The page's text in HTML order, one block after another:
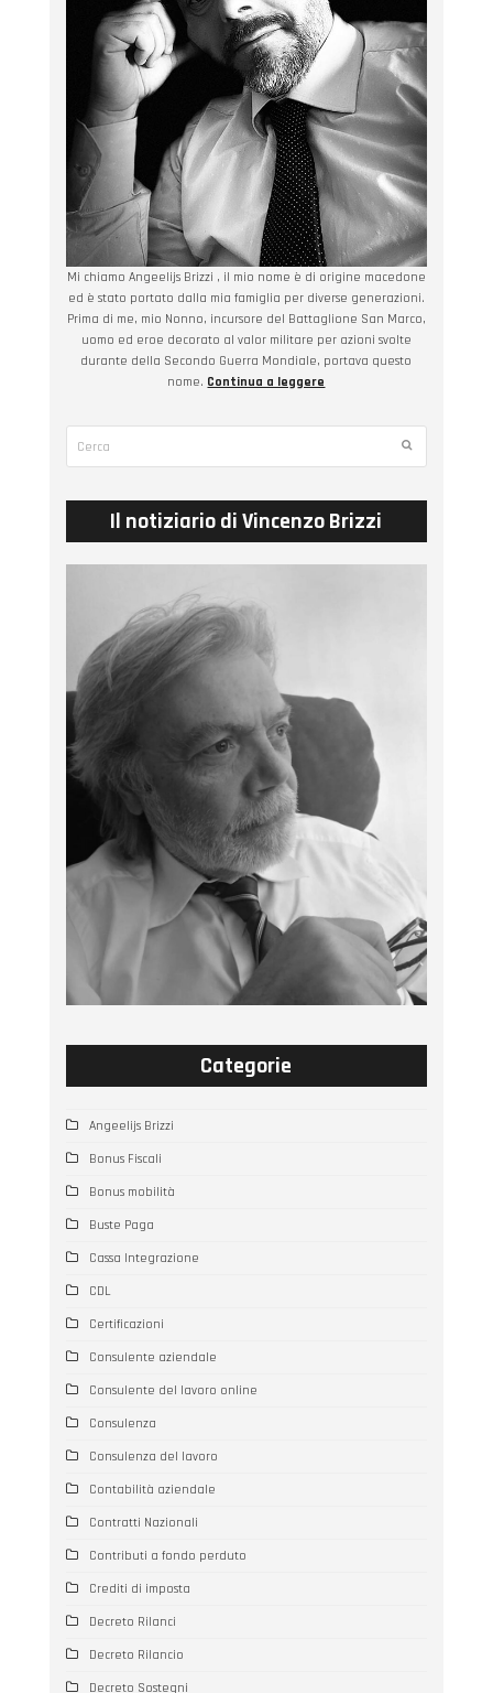
Mi chiamo Angeelijs Brizzi , il mio nome è di origine macedone
ed è stato portato dalla mia famiglia per diverse generazioni.
Prima di me, mio Nonno, incursore del Battaglione San Marco,
uomo ed eroe decorato al valor militare per azioni svolte
durante della Secondo Guerra Mondiale, portava questo
nome. Continua a leggere
Submit
Il notiziario di Vincenzo Brizzi
Categorie
Angeelijs Brizzi
Bonus Fiscali
Bonus mobilità
Buste Paga
Cassa Integrazione
CDL
Certificazioni
Consulente aziendale
Consulente del lavoro online
Consulenza
Consulenza del lavoro
Contabilità aziendale
Contratti Nazionali
Contributi a fondo perduto
Crediti di imposta
Decreto Rilanci
Decreto Rilancio
Decreto Sostegni